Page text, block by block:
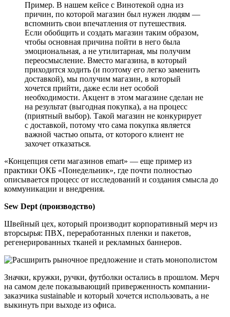
Пример. В нашем кейсе с Винотекой одна из
причин, по которой магазин был нужен людям —
вспомнить свои впечатления от путешествия.
Если обобщить и создать магазин таким образом,
чтобы основная причина пойти в него была
эмоциональная, а не утилитарная, мы получим
переосмысление. Вместо магазина, в который
приходится ходить (и поэтому его легко заменить
доставкой), мы получим магазин, в который
хочется прийти, даже если нет особой
необходимости. Акцент в этом магазине сделан не
на результат (выгодная покупка), а на процесс
(приятный выбор). Такой магазин не конкурирует
с доставкой, потому что сама покупка является
важной частью опыта, от которого клиент не
захочет отказаться.
«Концепция сети магазинов emart» — еще пример из
практики ОКБ «Понедельник», где почти полностью
описывается процесс от исследований и создания смысла до
коммуникации и внедрения.
Sew Dept (производство)
Швейный цех, который производит корпоративный мерч из
вторсырья: ПВХ, переработанных пленки и пакетов,
регенерированных тканей и рекламных баннеров.
Значки, кружки, ручки, футболки остались в прошлом. Мерч
на самом деле показывающий приверженность компании-
заказчика sustainable и который хочется использовать, а не
выкинуть при выходе из офиса.